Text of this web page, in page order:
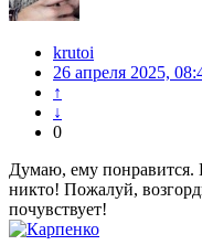
krutoi
26 апреля 2025,
↑
↓
0
Думаю, ему понравится.
никто! Пожалуй,
почувствует!